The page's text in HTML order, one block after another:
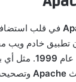
في قلب
تطبيق خادم ويب
عام 1999. مثل أي
Apache